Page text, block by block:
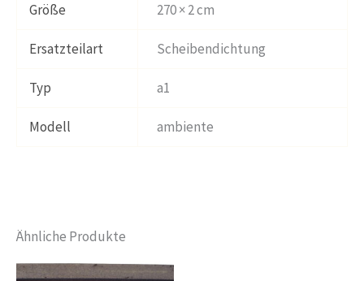
Größe 270 × 2 cm
Ersatzteilart Scheibendichtung
Typ a1
Modell ambiente
Ähnliche Produkte